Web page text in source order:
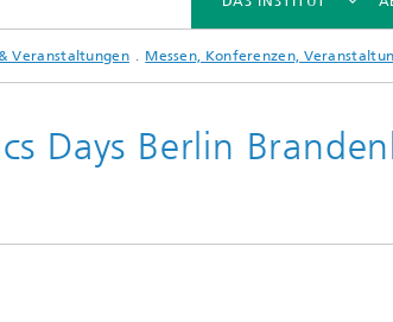
Veranstaltungen Messen, Konferenzen,
Days Berlin